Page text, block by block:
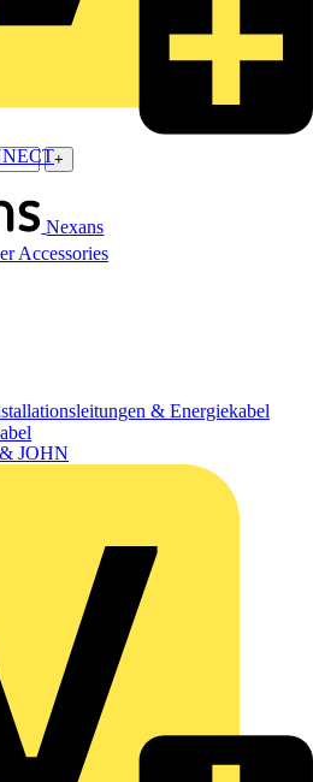
Nexans
Accessories
JOHN
+
& Energiekabel
Nein
Verbindungskabel